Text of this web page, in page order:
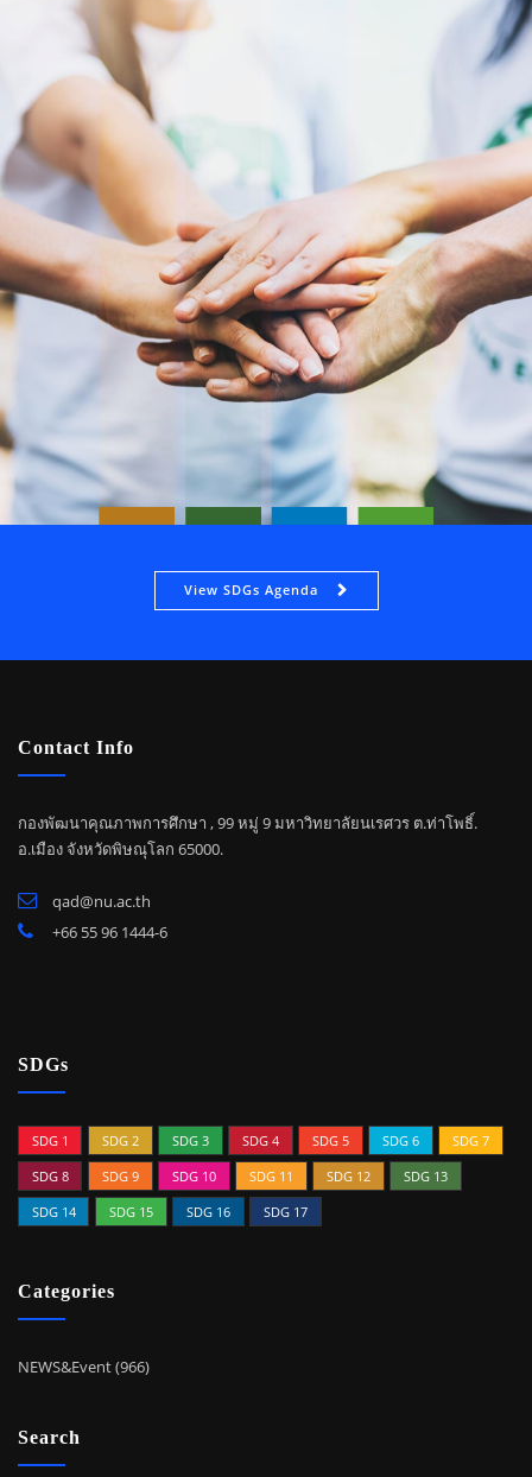
View SDGs Agenda
Contact Info
กองพัฒนาคุณภาพการศึกษา , 99 หมู่ 9 มหาวิทยาลัยนเรศวร ต.ท่าโพธิ์.
อ.เมือง จังหวัดพิษณุโลก 65000.
qad@nu.ac.th
+66 55 96 1444-6
SDGs
SDG 1 SDG 2 SDG 3 SDG 4 SDG 5 SDG 6
SDG 7
SDG 8
SDG 9 SDG 10 SDG 11 SDG 12
SDG 13
SDG 14
SDG 15 SDG 16 SDG 17
Categories
NEWS&Event (966)
Search